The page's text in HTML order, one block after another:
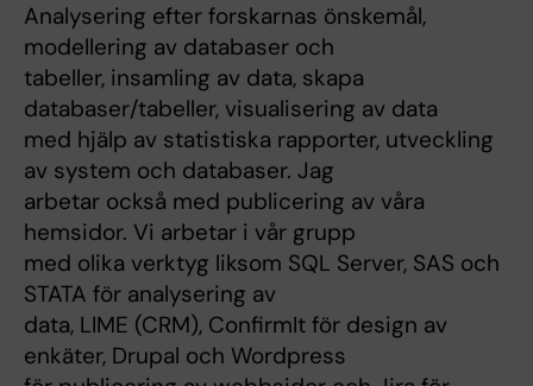
Analysering efter forskarnas önskemål,
modellering av databaser och
tabeller, insamling av data, skapa
databaser/tabeller, visualisering av data
med hjälp av statistiska rapporter, utveckling
av system och databaser. Jag
arbetar också med publicering av våra
hemsidor. Vi arbetar i vår grupp
med olika verktyg liksom SQL Server, SAS och
STATA för analysering av
data, LIME (CRM), ConfirmIt för design av
enkäter, Drupal och Wordpress